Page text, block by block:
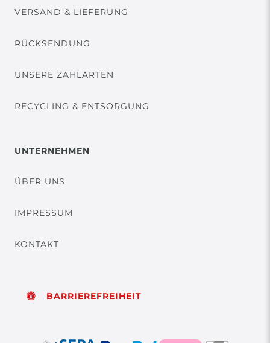
VERSAND & LIEFERUNG
RÜCKSENDUNG
UNSERE ZAHLARTEN
RECYCLING & ENTSORGUNG
UNTERNEHMEN
ÜBER UNS
IMPRESSUM
KONTAKT
BARRIEREFREIHEIT